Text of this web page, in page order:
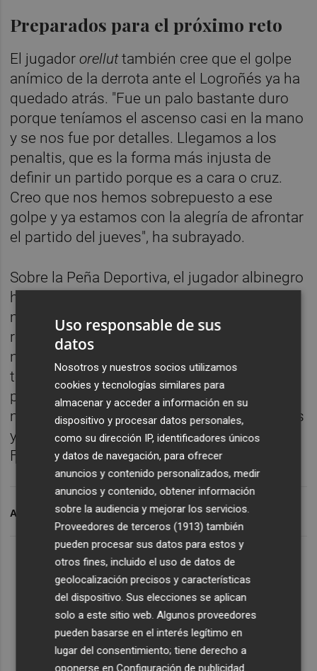
Preparados para el próximo reto
El jugadororelluttambién cree que el golpe
anímico de la derrota ante el Logroñés ya ha
quedado atrás. "Fue un palo bastante duro
porque teníamos el ascenso casi en la mano
y se nos fue por detalles. Llegamos a los
penaltis, que es la forma más injusta de
definir un partido porque es a cara o cruz.
Creo que nos hemos sobrepuesto a ese
golpe y ya estamos con la alegría de afrontar
el partido del jueves", ha subrayado.
Sobre la Peña Deportiva, el jugador albinegro
ha destacado la buena dinámica que está
mostrando desde el inicio de la liga. "Es un
recién ascendido que ha hecho muy buenos
números este año. Empezó muy fuerte la
temporada y parecía que se iba a descolgar,
pero se ha mantenido y eso tiene mucho
mérito. Contra el Marbella tuvo sus opciones
y las aprovechó", ha resaldado Jorge
Fernández.
ARCHIVADO EN CD CASTELLON
Uso responsable de sus
datos
Nosotros y nuestros socios utilizamos
cookies y tecnologías similares para
almacenar y acceder a información en su
dispositivo y procesar datos personales,
como su dirección IP, identificadores únicos
y datos de navegación, para ofrecer
anuncios y contenido personalizados, medir
anuncios y contenido, obtener información
sobre la audiencia y mejorar los servicios.
Proveedores de terceros (1913) también
pueden procesar sus datos para estos y
otros fines, incluido el uso de datos de
geolocalización precisos y características
del dispositivo. Sus elecciones se aplican
solo a este sitio web. Algunos proveedores
pueden basarse en el interés legítimo en
lugar del consentimiento; tiene derecho a
oponerse enConfiguración de publicidad